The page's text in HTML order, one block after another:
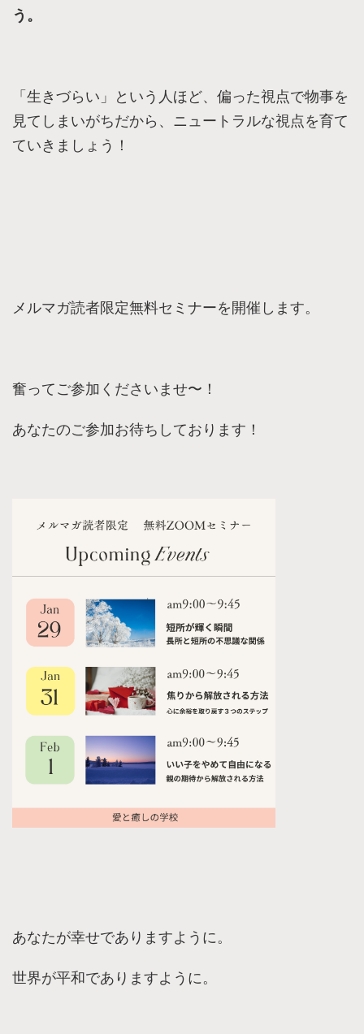
う。​
「生きづらい」という人ほど​、偏った視点で物事を
見てしまいがちだから​、​ニュートラルな視点を育て
ていきましょう！​
​メルマガ読者限定無料セミナーを開催します。
奮ってご参加くださいませ〜！
あなたのご参加お待ちしております！​
あなたが幸せでありますように。
世界が平和でありますように。